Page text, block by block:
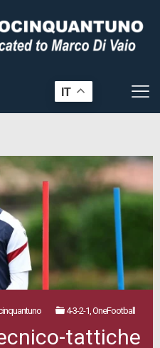
IT
4-3-2-1, OneFootball
tattiche